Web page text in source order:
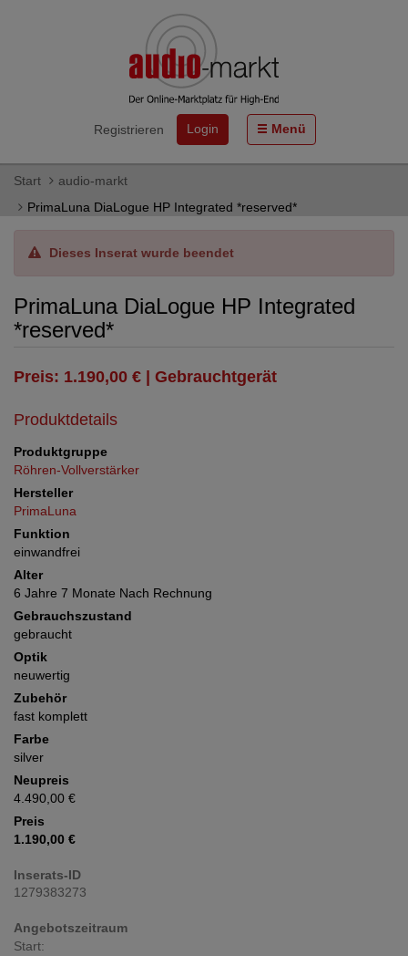
Registrieren Login Menü
Start
audio-markt
PrimaLuna DiaLogue HP Integrated *reserved*
Dieses Inserat wurde beendet
PrimaLuna DiaLogue HP Integrated
*reserved*
Preis: 1.190,00 € | Gebrauchtgerät
Produktdetails
Produktgruppe
Röhren-Vollverstärker
Hersteller
PrimaLuna
Funktion
einwandfrei
Alter
6 Jahre 7 Monate Nach Rechnung
Gebrauchszustand
gebraucht
Optik
neuwertig
Zubehör
fast komplett
Farbe
silver
Neupreis
4.490,00 €
Preis
1.190,00 €
Inserats-ID
1279383273
Angebotszeitraum
Start: